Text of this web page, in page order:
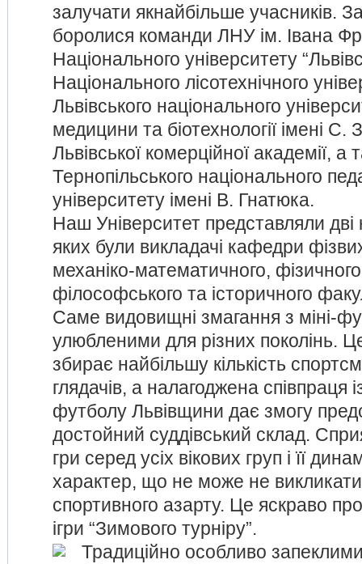
залучати якнайбільше учасників.
боролися команди ЛНУ ім. Івана
Національного університету
Національного лісотехнічного
Львівського національного
медицини та біотехнології імені С.
Львівської комерційної академії, а
Тернопільського національного
університету імені В. Гнатюка.
Наш Університет представляли дві
яких були викладачі кафедри
механіко-математичного,
філософського та історичного
Саме видовищні змагання з міні-
улюбленими для різних поколінь.
збирає найбільшу кількість
глядачів, а налагоджена співпраця
футболу Львівщини дає змогу
достойний суддівський склад.
гри серед усіх вікових груп і її
характер, що не може не
спортивного азарту. Це яскраво
ігри “Зимового турніру”.
Традиційно особливо запеклими